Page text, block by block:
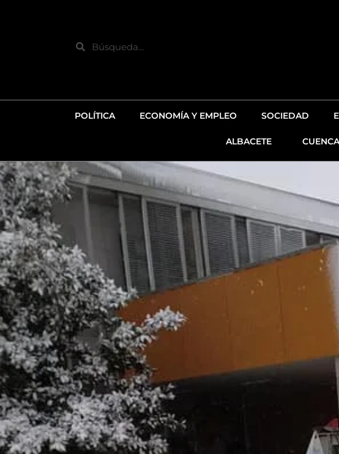
Search
POLÍTICA ECONOMÍA Y EMPLEO SOCIEDAD
ALBACETE CUENCA